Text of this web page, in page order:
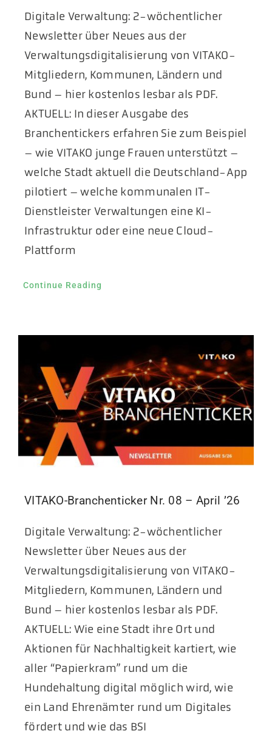
Digitale Verwaltung: 2-wöchentlicher
Newsletter über Neues aus der
Verwaltungsdigitalisierung von VITAKO-
Mitgliedern, Kommunen, Ländern und
Bund – hier kostenlos lesbar als PDF.
AKTUELL: In dieser Ausgabe des
Branchentickers erfahren Sie zum Beispiel
– wie VITAKO junge Frauen unterstützt –
welche Stadt aktuell die Deutschland-App
pilotiert – welche kommunalen IT-
Dienstleister Verwaltungen eine KI-
Infrastruktur oder eine neue Cloud-
Plattform
Continue Reading
VITAKO-Branchenticker Nr. 08 – April ’26
Digitale Verwaltung: 2-wöchentlicher
Newsletter über Neues aus der
Verwaltungsdigitalisierung von VITAKO-
Mitgliedern, Kommunen, Ländern und
Bund – hier kostenlos lesbar als PDF.
AKTUELL: Wie eine Stadt ihre Ort und
Aktionen für Nachhaltigkeit kartiert, wie
aller “Papierkram” rund um die
Hundehaltung digital möglich wird, wie
ein Land Ehrenämter rund um Digitales
fördert und wie das BSI